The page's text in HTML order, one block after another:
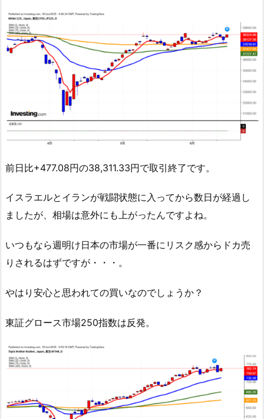
前日比+477.08円の38,311.33円で取引終了です。
イスラエルとイランが戦闘状態に入ってから数日が経過し
ましたが、相場は意外にも上がったんですよね。
いつもなら週明け日本の市場が一番にリスク感からドカ売
りされるはずですが・・・。
やはり安心と思われての買いなのでしょうか？
東証グロース市場250指数は反発。